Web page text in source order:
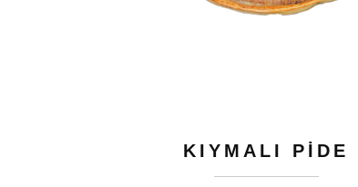
KIYMALI PİDE